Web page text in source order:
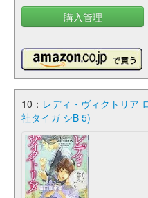
購入管理
10： レディ・ヴィクトリア
社タイガ シB 5)